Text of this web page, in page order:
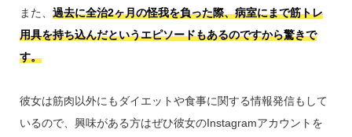
また、 過去に全治2ヶ月の怪我を負った際、病室にまで筋トレ
用具を持ち込んだというエピソードもあるのですから驚きで
す。
彼女は筋肉以外にもダイエットや食事に関する情報発信もして
いるので、興味がある方はぜひ彼女のInstagramアカウントを